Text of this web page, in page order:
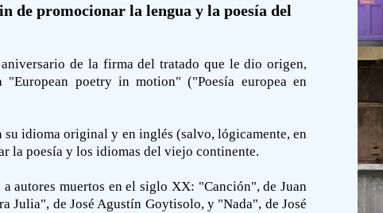
de promocionar la lengua y la poesía del
de la firma del tratado que le dio origen,
poetry in motion" ("Poesía europea en
su idioma original y en inglés (salvo, lógicamente, en
la poesía y los idiomas del viejo continente.
autores muertos en el siglo XX: "Canción", de Juan
Julia", de José Agustín Goytisolo, y "Nada", de José